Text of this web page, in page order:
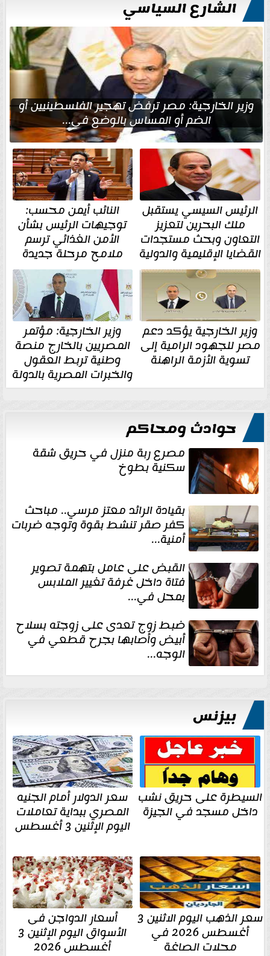
الشارع السياسي
وزير الخارجية: مصر ترفض تهجير الفلسطينيين أو
الضم أو المساس بالوضع في...
الرئيس السيسي يستقبل
ملك البحرين لتعزيز
التعاون وبحث مستجدات
القضايا الإقليمية والدولية
النائب أيمن محسب:
توجيهات الرئيس بشأن
الأمن الغذائي ترسم
ملامح مرحلة جديدة
وزير الخارجية يؤكد دعم
مصر للجهود الرامية إلى
تسوية الأزمة الراهنة
وزير الخارجية: مؤتمر
المصريين بالخارج منصة
وطنية تربط العقول
والخبرات المصرية بالدولة
حوادث ومحاكم
مصرع ربة منزل في حريق شقة
سكنية بطوخ
بقيادة الرائد معتز مرسي.. مباحث
كفر صقر تنشط بقوة وتوجه ضربات
أمنية...
القبض على عامل بتهمة تصوير
فتاة داخل غرفة تغيير الملابس
بمحل في...
ضبط زوج تعدى على زوجته بسلاح
أبيض وأصابها بجرح قطعي في
الوجه...
بيزنس
السيطرة على حريق نشب
داخل مسجد في الجيزة
سعر الدولار أمام الجنيه
المصري ببداية تعاملات
اليوم الإثنين 3 أغسطس
سعر الذهب اليوم الاثنين 3
أغسطس 2026 في
محلات الصاغة
أسعار الدواجن فى
الأسواق اليوم الإثنين 3
أغسطس 2026